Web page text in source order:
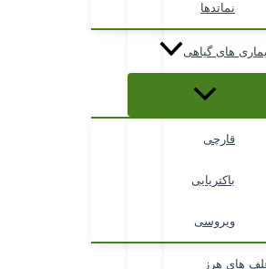
نماتدها
های گیاهی
قارچی
باکتریایی
ویروسی
های هرز